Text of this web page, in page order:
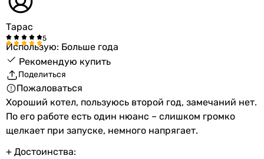
Тарас
Использую: Больше года
Рекомендую купить
Поделиться
Пожаловаться
Хороший котел, пользуюсь второй год, замечаний нет.
По его работе есть один нюанс – слишком громко
щелкает при запуске, немного напрягает.
+ Достоинства: